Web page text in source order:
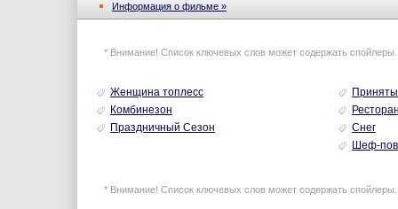
Информация o фильме »
* Внимание! Список ключевых слов может содержать
Женщина топлесс
Комбинезон
Праздничный Сезон
Снег
Шеф-
* Внимание! Список ключевых слов может содержать